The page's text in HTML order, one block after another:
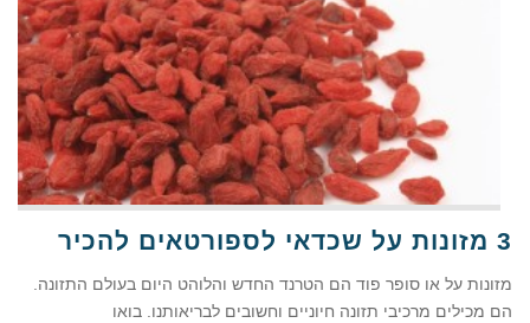
3 מזונות על שכדאי לספורטאים להכיר
מזונות על או סופר פוד הם הטרנד החדש והלוהט היום בעולם התזונה.
הם מכילים מרכיבי תזונה חיוניים וחשובים לבריאותנו. בואו